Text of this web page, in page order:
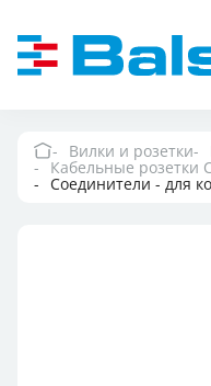
Вилки
и
розетки
модули
Вилки и розетки
Компания
Вилки и розетки
Кабельные розетки
Соединители - для